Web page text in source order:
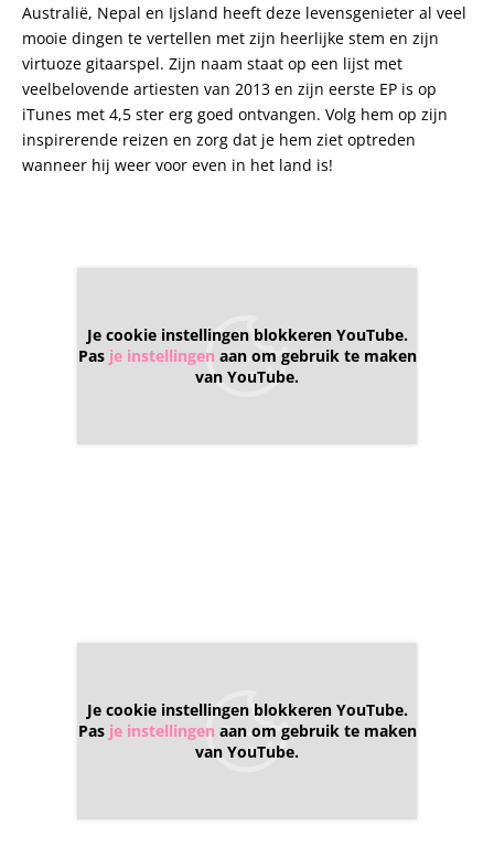
Australië, Nepal en Ijsland heeft deze levensgenieter al veel
mooie dingen te vertellen met zijn heerlijke stem en zijn
virtuoze gitaarspel. Zijn naam staat op een lijst met
veelbelovende artiesten van 2013 en zijn eerste EP is op
iTunes met 4,5 ster erg goed ontvangen. Volg hem op zijn
inspirerende reizen en zorg dat je hem ziet optreden
wanneer hij weer voor even in het land is!
Je cookie instellingen blokkeren YouTube.
Pas je instellingen aan om gebruik te maken
van YouTube.
Je cookie instellingen blokkeren YouTube.
Pas je instellingen aan om gebruik te maken
van YouTube.